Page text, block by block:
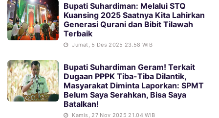
Bupati Suhardiman: Melalui STQ
Kuansing 2025 Saatnya Kita Lahirkan
Generasi Qurani dan Bibit Tilawah
Terbaik
Jumat, 5 Des 2025 23.58 WIB
Bupati Suhardiman Geram! Terkait
Dugaan PPPK Tiba-Tiba Dilantik,
Masyarakat Diminta Laporkan: SPMT
Belum Saya Serahkan, Bisa Saya
Batalkan!
Kamis, 27 Nov 2025 21.04 WIB